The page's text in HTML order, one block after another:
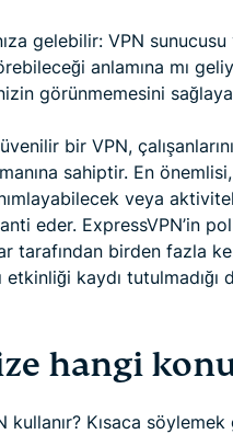
gelebilir: VPN
anlamına mı
görünmemesini
bir VPN,
sahiptir. En
veya
eder. ExpressVPN’in
tarafından birden fazla
kaydı tutulmadığı
hangi
kullanır? Kısaca